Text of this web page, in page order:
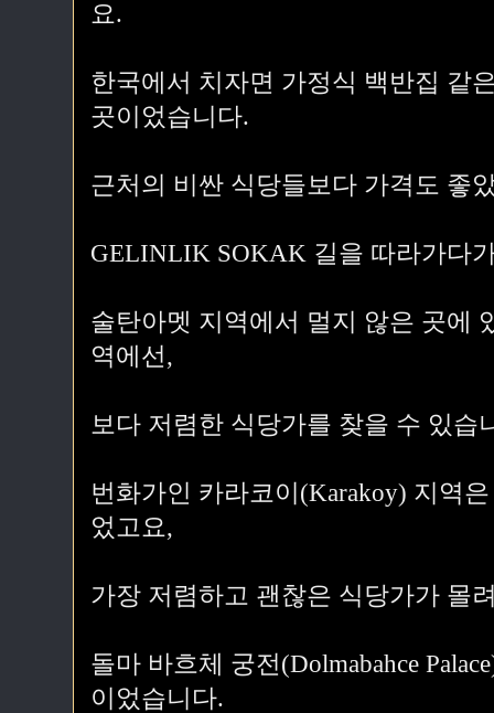
요.
한국에서 치자면 가정식 백반집 같
곳이었습니다.
근처의 비싼 식당들보다 가격도 좋
GELINLIK SOKAK 길을 따라가다
술탄아멧 지역에서 멀지 않은 곳에
역에선,
보다 저렴한 식당가를 찾을 수 있습
번화가인 카라코이(Karakoy) 지역
었고요,
가장 저렴하고 괜찮은 식당가가 몰
돌마 바흐체 궁전(Dolmabahce
이었습니다.